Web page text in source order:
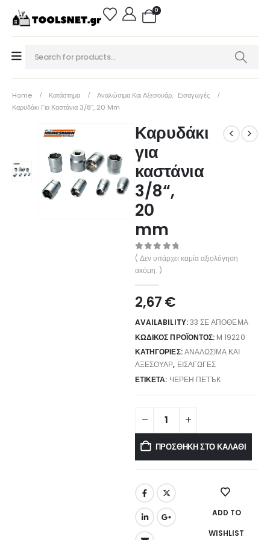
0
Home Κατάστημα Αναλώσιμα Και Αξεσουάρ, Εισαγωγές
Καρυδάκι Για Καστάνια 3/8“, 20 Mm
Καρυδάκι
για
καστάνια
3/8“,
20
mm
0out of 5
( Δεν υπάρχει καμία αξιολόγηση
ακόμη. )
2,67€
AVAILABILITY:33 ΣΕ ΑΠΌΘΕΜΑ
ΚΩΔΙΚΌΣ ΠΡΟΪΌΝΤΟΣ: M 19220
ΚΑΤΗΓΟΡΊΕΣ:ΑΝΑΛΏΣΙΜΑ ΚΑΙ
ΑΞΕΣΟΥΆΡ, ΕΙΣΑΓΩΓΈΣ
ΕΤΙΚΈΤΑ: ЧЕРЕН ПЕТЪК
ΠΡΟΣΘΉΚΗ ΣΤΟ ΚΑΛΆΘΙ
ADD TO
WISHLIST